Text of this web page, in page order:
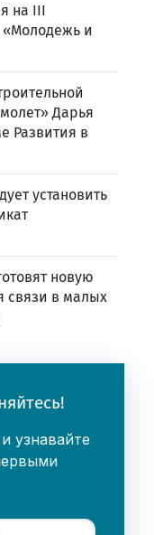
на III
и
Дарья
Развития в
установить
новую
связи в малых
узнавайте